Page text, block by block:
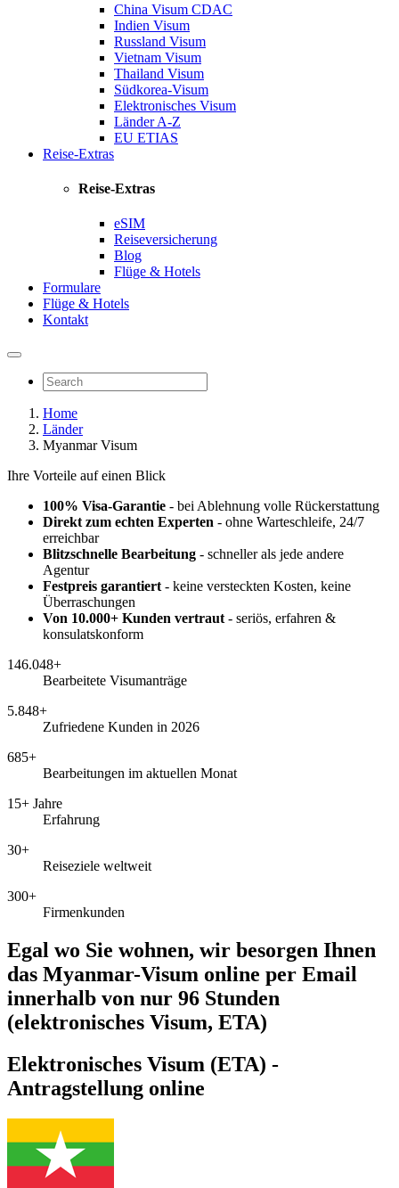
China Visum CDAC
Indien Visum
Russland Visum
Vietnam Visum
Thailand Visum
Südkorea-Visum
Elektronisches Visum
Länder A-Z
EU ETIAS
Reise-Extras
Reise-Extras
eSIM
Reiseversicherung
Blog
Flüge & Hotels
Formulare
Flüge & Hotels
Kontakt
Home
Länder
Myanmar Visum
Ihre Vorteile auf einen Blick
100% Visa-Garantie - bei Ablehnung volle Rückerstattung
Direkt zum echten Experten - ohne Warteschleife, 24/7
erreichbar
Blitzschnelle Bearbeitung - schneller als jede andere
Agentur
Festpreis garantiert - keine versteckten Kosten, keine
Überraschungen
Von 10.000+ Kunden vertraut - seriös, erfahren &
konsulatskonform
146.048+
Bearbeitete Visumanträge
5.848+
Zufriedene Kunden in 2026
685+
Bearbeitungen im aktuellen Monat
15+ Jahre
Erfahrung
30+
Reiseziele weltweit
300+
Firmenkunden
Egal wo Sie wohnen, wir besorgen Ihnen
das Myanmar-Visum online per Email
innerhalb von nur 96 Stunden
(elektronisches Visum, ETA)
Elektronisches Visum (ETA) -
Antragstellung online